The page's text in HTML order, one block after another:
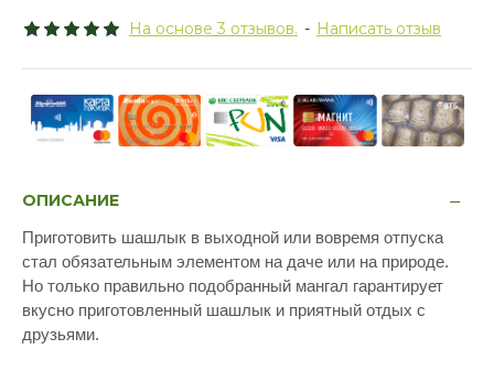
На основе 3 отзывов. - Написать отзыв
ОПИСАНИЕ
Приготовить шашлык в выходной или вовремя отпуска
стал обязательным элементом на даче или на природе.
Но только правильно подобранный мангал гарантирует
вкусно приготовленный шашлык и приятный отдых с
друзьями.